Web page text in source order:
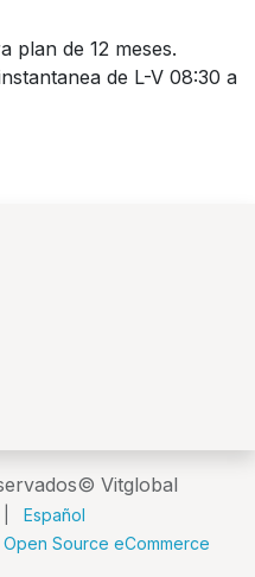
plan de 12 meses.
de L-V 08:30 a
Vitglobal
Español
Open Source eCommerce